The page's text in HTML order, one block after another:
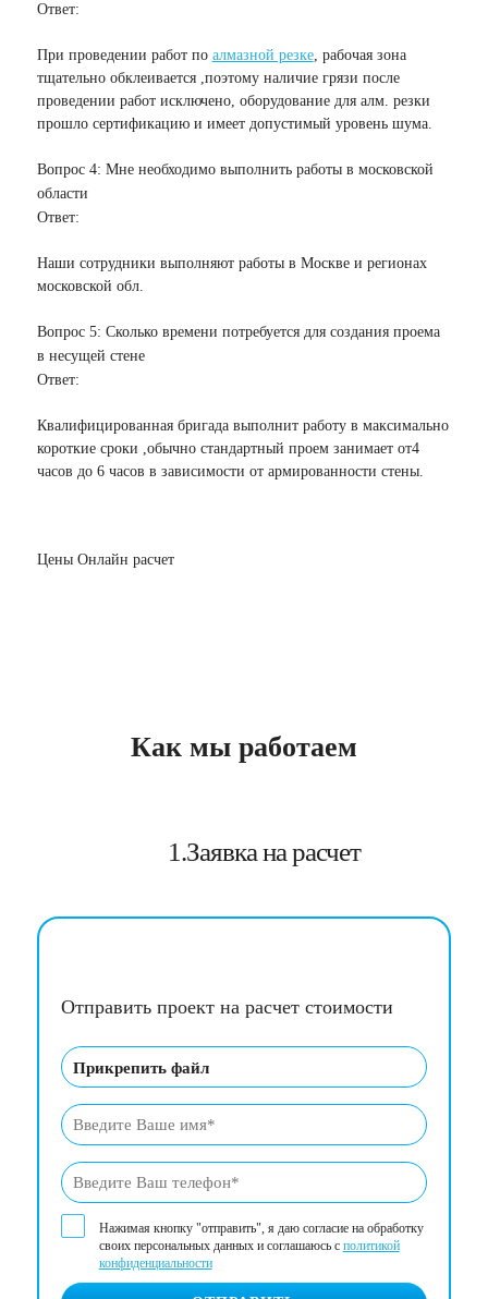
Ответ:
При проведении работ по алмазной резке, рабочая зона
тщательно обклеивается ,поэтому наличие грязи после
проведении работ исключено, оборудование для алм. резки
прошло сертификацию и имеет допустимый уровень шума.
Вопрос 4: Мне необходимо выполнить работы в московской
области
Ответ:
Наши сотрудники выполняют работы в Москве и регионах
московской обл.
Вопрос 5: Сколько времени потребуется для создания проема
в несущей стене
Ответ:
Квалифицированная бригада выполнит работу в максимально
короткие сроки ,обычно стандартный проем занимает от4
часов до 6 часов в зависимости от армированности стены.
Цены Онлайн расчет
Как мы работаем
1.Заявка на расчет
Отправить проект на расчет стоимости
Прикрепить файл
Нажимая кнопку "отправить", я даю согласие на обработку
своих персональных данных и соглашаюсь с политикой
конфиденциальности